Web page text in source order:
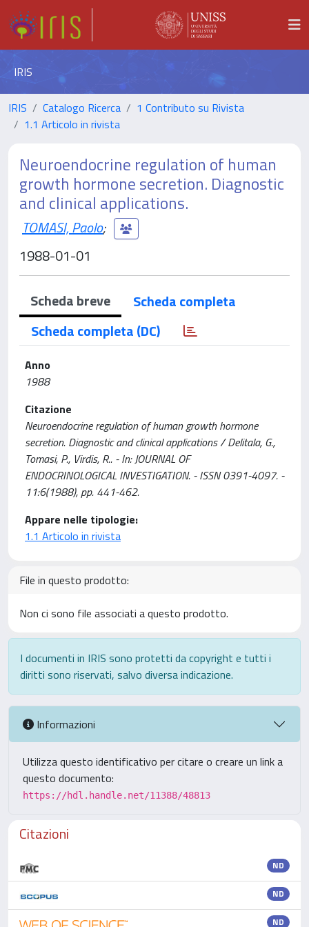
IRIS
IRIS Catalogo Ricerca
1 Contributo su Rivista
1.1 Articolo in rivista
Neuroendocrine regulation of human
growth hormone secretion. Diagnostic
and clinical applications.
TOMASI, Paolo;
1988-01-01
Scheda breve
Scheda completa
Scheda completa (DC)
Anno
1988
Citazione
Neuroendocrine regulation of human growth hormone
secretion. Diagnostic and clinical applications / Delitala, G.,
Tomasi, P., Virdis, R.. - In: JOURNAL OF
ENDOCRINOLOGICAL INVESTIGATION. - ISSN 0391-4097. -
11:6(1988), pp. 441-462.
Appare nelle tipologie:
1.1 Articolo in rivista
File in questo prodotto:
Non ci sono file associati a questo prodotto.
I documenti in IRIS sono protetti da copyright e tutti i
diritti sono riservati, salvo diversa indicazione.
Informazioni
Utilizza questo identificativo per citare o creare un link a
questo documento:
https://hdl.handle.net/11388/48813
Citazioni
ND
ND
ND